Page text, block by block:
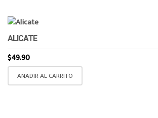
ALICATE
$49.90
AÑADIR AL CARRITO